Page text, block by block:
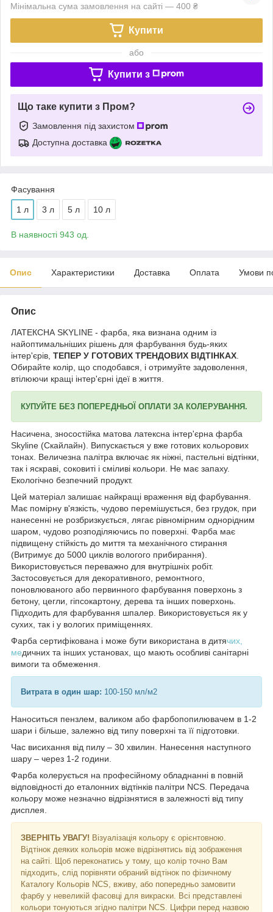
Мінімальна сума замовлення на сайті — 400 ₴
Купити
або
Купити з
Що таке купити з Пром?
Замовлення під захистом
Доступна доставка
Фасування
1 л 3 л 5 л 10 л
В наявності 943 од.
Опис Характеристики Доставка Оплата Умови
Опис
ЛАТЕКСНА SKYLINE - фарба, яка визнана одним із
найоптимальніших рішень для фарбування будь-яких
інтер'єрів, ТЕПЕР У ГОТОВИХ ТРЕНДОВИХ ВІДТІНКАХ
Обирайте колір, що сподобався, і отримуйте задоволення,
втілюючи кращі інтер'єрні ідеї в життя.
КУПУЙТЕ БЕЗ ПОПЕРЕДНЬОЇ ОПЛАТИ ЗА КОЛЕРУВАННЯ.
Насичена, зносостійка матова латексна інтер'єрна фарба
Skyline (Скайлайн). Випускається у вже готових кольорових
тонах. Величезна палітра включає як ніжні, пастельні відтінки,
так і яскраві, соковиті і сміливі кольори. Не має запаху.
Екологічно безпечний продукт.
Цей матеріал залишає найкращі враження від фарбування.
Має помірну в'язкість, чудово перемішується, без грудок, при
нанесенні не розбризкується, лягає рівномірним однорідним
шаром, чудово розподіляючись по поверхні. Фарба має
підвищену стійкість до миття та механічного стирання
(Витримує до 5000 циклів вологого прибирання).
Використовується переважно для внутрішніх робіт.
Застосовується для декоративного, ремонтного,
поновлюваного або первинного фарбування поверхонь з
бетону, цегли, гіпсокартону, дерева та інших поверхонь.
Підходить для фарбування шпалер. Використовується як у
сухих, так і у вологих приміщеннях.
Фарба сертифікована і може бути використана в дитячих,
медичних та інших установах, що мають особливі санітарні
вимоги та обмеження.
Витрата в один шар: 100-150 мл/м2
Наноситься пензлем, валиком або фарбопопилювачем в 1-2
шари і більше, залежно від типу поверхні та її підготовки.
Час висихання від пилу – 30 хвилин. Нанесення наступного
шару – через 1-2 години.
Фарба колерується на професійному обладнанні в повній
відповідності до еталонних відтінків палітри NCS. Передача
кольору може незначно відрізнятися в залежності від типу
дисплея.
ЗВЕРНІТЬ УВАГУ! Візуалізація кольору є орієнтовною.
Відтінок деяких кольорів може відрізнятись від зображення
на сайті. Щоб переконатись у тому, що колір точно Вам
підходить, слід порівняти обраний відтінок по фізичному
Каталогу Кольорів NCS, вживу, або попередньо замовити
фарбу у невеликій фасовці для викраски. Всі представлені
кольори тонуються згідно палітри NCS. Цифри перед назвою